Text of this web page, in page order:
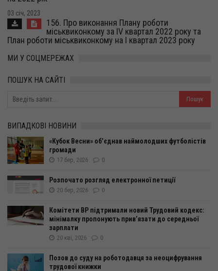
03 січ, 2023
156. Про виконання Плану роботи
міськвиконкому за ІV квартал 2022 року та
План роботи міськвиконкому на І квартал 2023 року
МИ У СОЦМЕРЕЖАХ
ПОШУК НА САЙТІ
ВИПАДКОВІ НОВИНИ
«Кубок Весни» об’єднав наймолодших футболістів
громади
17 бер, 2026 0
Розпочато розгляд електронної петиції
20 бер, 2026 0
Комітети ВР підтримали новий Трудовий кодекс:
мінімалку пропонують прив’язати до середньої
зарплати
20 кві, 2026 0
Позов до суду на роботодавця за неоцифрування
трудової книжки